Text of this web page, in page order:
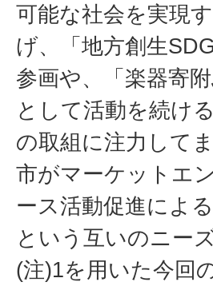
可能な社会を実現
げ、「地方創生
参画や、「楽器寄
として活動を続け
の取組に注力して
市がマーケットエ
ース活動促進によ
という互いのニー
(注)1を用いた今回